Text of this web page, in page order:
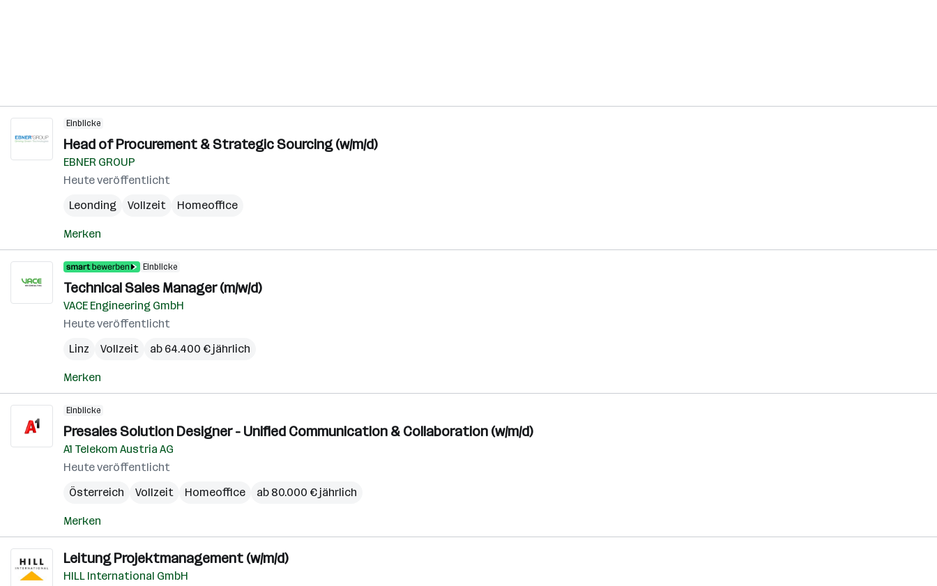
Einblicke
Head of Procurement & Strategic Sourcing (w/m/d)
EBNER GROUP
Heute veröffentlicht
Leonding
Vollzeit Homeoffice
Merken
Einblicke
Technical Sales Manager (m/w/d)
VACE Engineering GmbH
Heute veröffentlicht
Linz
Vollzeit ab 64.400 € jährlich
Merken
Einblicke
Presales Solution Designer - Unified Communication & Collaboration (w/m/d)
A1 Telekom Austria AG
Heute veröffentlicht
Österreich
Vollzeit Homeoffice ab 80.000 € jährlich
Merken
Leitung Projektmanagement (w/m/d)
HILL International GmbH